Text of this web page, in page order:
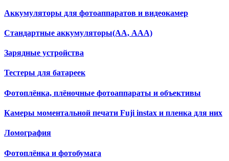
Аккумуляторы для фотоаппаратов и видеокамер
Cтандартные аккумуляторы(АА, ААА)
Зарядные устройства
Тестеры для батареек
Фотоплёнка, плёночные фотоаппараты и объективы
Камеры моментальной печати Fuji instax и пленка для них
Ломография
Фотоплёнка и фотобумага